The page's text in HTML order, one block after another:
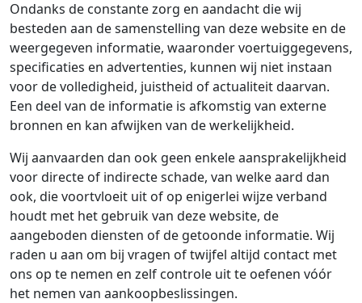
Ondanks de constante zorg en aandacht die wij
besteden aan de samenstelling van deze website en de
weergegeven informatie, waaronder voertuiggegevens,
specificaties en advertenties, kunnen wij niet instaan
voor de volledigheid, juistheid of actualiteit daarvan.
Een deel van de informatie is afkomstig van externe
bronnen en kan afwijken van de werkelijkheid.
Wij aanvaarden dan ook geen enkele aansprakelijkheid
voor directe of indirecte schade, van welke aard dan
ook, die voortvloeit uit of op enigerlei wijze verband
houdt met het gebruik van deze website, de
aangeboden diensten of de getoonde informatie. Wij
raden u aan om bij vragen of twijfel altijd contact met
ons op te nemen en zelf controle uit te oefenen vóór
het nemen van aankoopbeslissingen.